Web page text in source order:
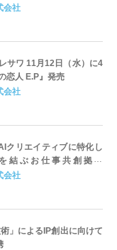
存版『昭和テレビまん
会社
サワ 11月12日（水）に4
恋人 E.P』発売
会社
クリエイティブに特化し
結ぶお仕事共創拠点
会社
」によるIP創出に向けて